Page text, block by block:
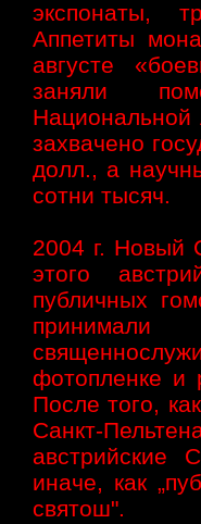
экспонаты,
Аппетиты
августе
заняли
захвачено
долл., а
сотни тысяч.
2004 г. Новый
этого
публичных
фотопленке и
После того,
Санкт-
иначе, как
святош".